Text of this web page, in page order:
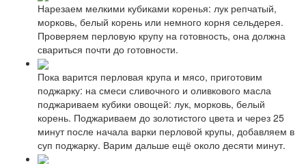
Нарезаем мелкими кубиками коренья: лук репчатый,
морковь, белый корень или немного корня сельдерея.
Проверяем перловую крупу на готовность, она должна
свариться почти до готовности.
Пока варится перловая крупа и мясо, приготовим
поджарку: на смеси сливочного и оливкового масла
поджариваем кубики овощей: лук, морковь, белый
корень. Поджариваем до золотистого цвета и через 25
минут после начала варки перловой крупы, добавляем в
суп поджарку. Варим дальше ещё около десяти минут.